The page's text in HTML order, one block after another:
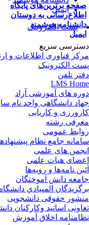
ایمیل
پست الکترونیک
برترین‌های پایگاه
به دوستان
هوشمند
سریع
فناوری اطلاعات و
الکترونیک
تلفن
LMS
های آموزشی آزاد
دانشگاهی واحد نام
و کاریابی
رشته
عمومی
جامع نظام پیشنهادها
های علمی
هیات علمی
نامه‌ها و رویه‌ها
دانش آموختگان
المپيادي دانشگاه
حقوقی دانشجویی
اساتید وکارکنان
اخلاق آموزش